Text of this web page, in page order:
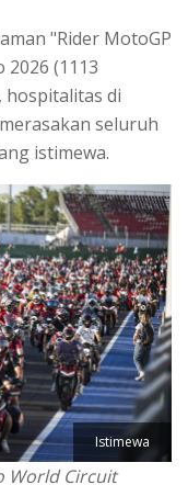
"Rider MotoGP
2026 (1113
hospitalitas di
seluruh
istimewa.
Istimewa
World Circuit